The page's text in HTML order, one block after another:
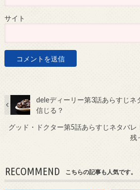
サイト
deleディーリー第3話あらすじネ
信じる？
グッド・ドクター第5話あらすじネタバレ
残
RECOMMEND こちらの記事も人気です。